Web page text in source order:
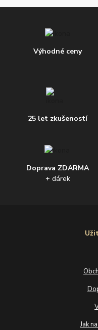
Výhodné ceny
25 let zkušeností
Doprava ZDARMA
+ dárek
Jak